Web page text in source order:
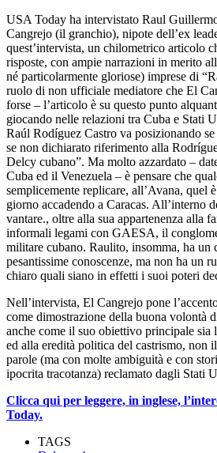
USA Today ha intervistato Raul
Cangrejo (il granchio), nipote dell’ex
quest’intervista, un chilometrico articolo
risposte, con ampie narrazioni in merito
né particolarmente gloriose) imprese di
ruolo di non ufficiale mediatore che El
forse – l’articolo è su questo punto
giocando nelle relazioni tra Cuba e Stati
Raúl Rodíguez Castro va posizionando
se non dichiarato riferimento alla
Delcy cubano”. Ma molto azzardato –
Cuba ed il Venezuela – è pensare che
semplicemente replicare, all’Avana, quel
giorno accadendo a Caracas. All’interno
vantare., oltre alla sua appartenenza alla
informali legami con GAESA, il
militare cubano. Raulito, insomma, ha un
pesantissime conoscenze, ma non ha un
chiaro quali siano in effetti i suoi poteri
Nell’intervista, El Cangrejo pone
come dimostrazione della buona volontà
anche come il suo obiettivo principale sia
ed alla eredità politica del castrismo, non
parole (ma con molte ambiguità e con
ipocrita tracotanza) reclamato dagli Stati
Clicca qui per leggere, in inglese,
Today.
TAGS